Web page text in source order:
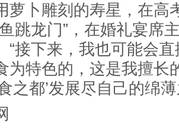
萝卜雕刻的寿星，在高
跳龙门”，在婚礼宴席
“接下来，我也可能会
为特色的，这是我擅长
之都’发展尽自己的绵